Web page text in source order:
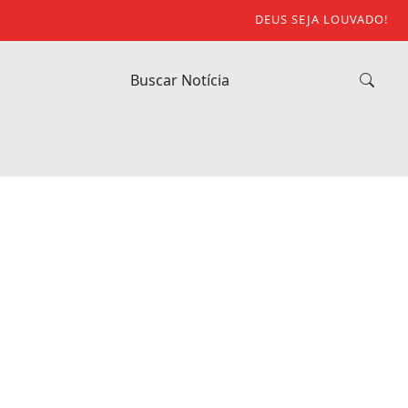
DEUS SEJA LOUVADO!